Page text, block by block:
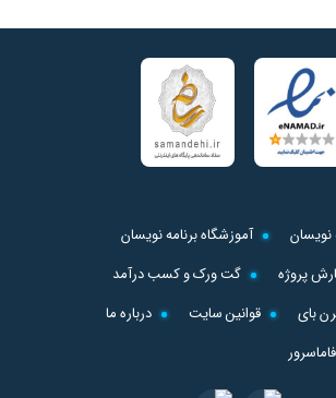
آموزشگاه برنامه نویسان
پروژه
گت ورک و کسب درآمد
بای قوانین سایت
درباره ما
فاماسرور